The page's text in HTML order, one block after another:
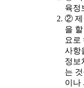
육정
② 제
을
요로
사항
정보
는
이나